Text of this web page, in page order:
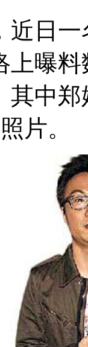
近日
上曝
其中
片。